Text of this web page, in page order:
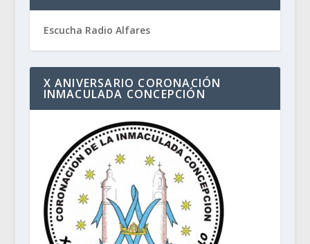
Escucha Radio Alfares
X ANIVERSARIO CORONACIÓN
INMACULADA CONCEPCIÓN